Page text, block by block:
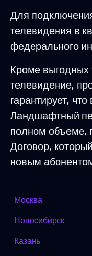
Для
телевидения в
федерального
Кроме выгодных
телевидение,
гарантирует,
Ландшафтный
полном объеме,
Договор,
новым
Москва
Новосибирск
Казань